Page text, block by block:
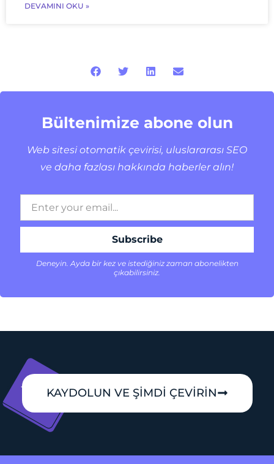
DEVAMINI OKU »
Bültenimize abone olun
Web sitesi otomatik çevirisi, uluslararası SEO
ve daha fazlası hakkında haberler alın!
Deneyin. Ayda bir kez ve istediğiniz zaman abonelikten
çıkabilirsiniz.
KAYDOLUN VE ŞİMDİ ÇEVİRİN